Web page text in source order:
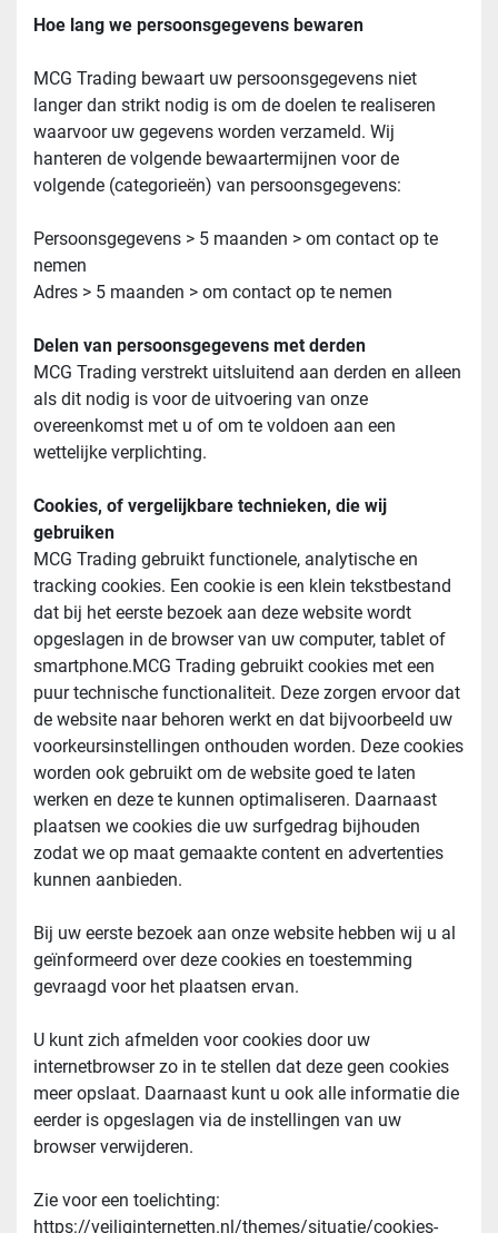
Hoe lang we persoonsgegevens bewaren
MCG Trading bewaart uw persoonsgegevens niet
langer dan strikt nodig is om de doelen te realiseren
waarvoor uw gegevens worden verzameld. Wij
hanteren de volgende bewaartermijnen voor de
volgende (categorieën) van persoonsgegevens:
Persoonsgegevens > 5 maanden > om contact op te
nemen
Adres > 5 maanden > om contact op te nemen
Delen van persoonsgegevens met derden
MCG Trading verstrekt uitsluitend aan derden en alleen
als dit nodig is voor de uitvoering van onze
overeenkomst met u of om te voldoen aan een
wettelijke verplichting.
Cookies, of vergelijkbare technieken, die wij
gebruiken
MCG Trading gebruikt functionele, analytische en
tracking cookies. Een cookie is een klein tekstbestand
dat bij het eerste bezoek aan deze website wordt
opgeslagen in de browser van uw computer, tablet of
smartphone.MCG Trading gebruikt cookies met een
puur technische functionaliteit. Deze zorgen ervoor dat
de website naar behoren werkt en dat bijvoorbeeld uw
voorkeursinstellingen onthouden worden. Deze cookies
worden ook gebruikt om de website goed te laten
werken en deze te kunnen optimaliseren. Daarnaast
plaatsen we cookies die uw surfgedrag bijhouden
zodat we op maat gemaakte content en advertenties
kunnen aanbieden.
Bij uw eerste bezoek aan onze website hebben wij u al
geïnformeerd over deze cookies en toestemming
gevraagd voor het plaatsen ervan.
U kunt zich afmelden voor cookies door uw
internetbrowser zo in te stellen dat deze geen cookies
meer opslaat. Daarnaast kunt u ook alle informatie die
eerder is opgeslagen via de instellingen van uw
browser verwijderen.
Zie voor een toelichting:
https://veiliginternetten.nl/themes/situatie/cookies-